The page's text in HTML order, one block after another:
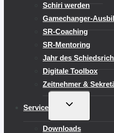
Schiri werden
Gamechanger-
SR-Coaching
SR-Mentoring
Jahr des
Digitale Toolbox
Zeitnehmer &
Service
UNTERMENÜ
Downloads